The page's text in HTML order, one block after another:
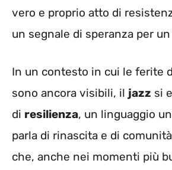
vero e proprio atto di
un segnale di speranza per
In un contesto in cui le ferite
sono ancora visibili, il jazz si
di resilienza, un linguaggio
parla di rinascita e di
che, anche nei momenti più